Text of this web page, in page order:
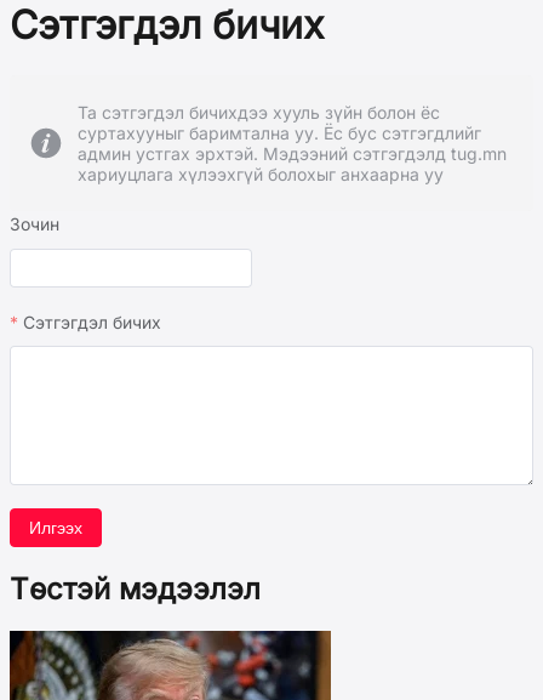
Сэтгэгдэл бичих
Та сэтгэгдэл бичихдээ хууль зүйн болон ёс
суртахууныг баримтална уу. Ёс бус сэтгэгдлийг
админ устгах эрхтэй. Мэдээний сэтгэгдэлд tug.mn
хариуцлага хүлээхгүй болохыг анхаарна уу
Зочин
Сэтгэгдэл бичих
Илгээх
Төстэй мэдээлэл